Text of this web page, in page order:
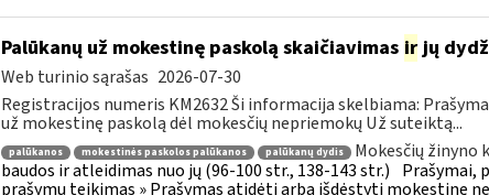
Palūkanų už mokestinę paskolą skaičiavimas irjų
Web turinio sąrašas 2026-07-30
Registracijos numeris KM2632 Ši informacija skelbiama:
už mokestinę paskolą dėl mokesčių nepriemokų Už suteiktą...
palūkanos mokestinės paskolos palūkanos palūkanų dydis Mokesčių žinyno
baudos ir atleidimas nuo jų (96-100 str., 138-143 str.) Prašymai,
prašymų teikimas » Prašymas atidėti arba išdėstyti mokestinę